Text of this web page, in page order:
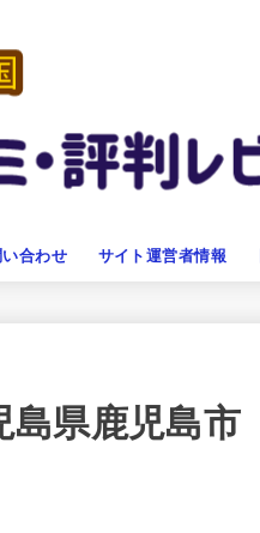
い合わせ サイト運営者情報
島県鹿児島市